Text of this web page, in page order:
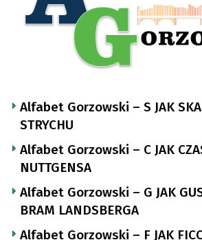
Alfabet Gorzowski – S JAK
STRYCHU
Alfabet Gorzowski – C JAK
NUTTGENSA
Alfabet Gorzowski – G JAK
BRAM LANDSBERGA
Alfabet Gorzowski – F JAK